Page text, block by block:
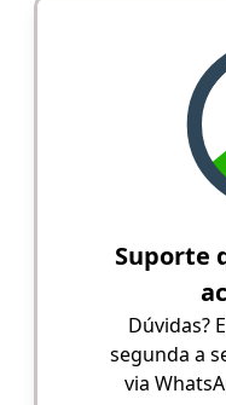
Suporte
Dúvidas?
segunda a
via